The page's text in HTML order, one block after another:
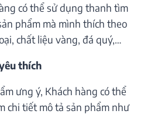
có thể sử dụng thanh tìm
phẩm mà mình thích theo
chất liệu vàng, đá quý,…
thích
ưng ý, Khách hàng có thể
chi tiết mô tả sản phẩm như